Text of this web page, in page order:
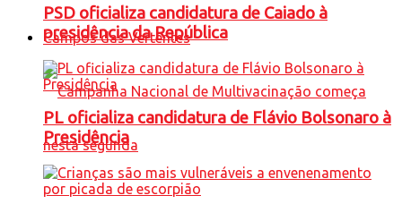
Campos das Vertentes
PSD oficializa candidatura de Caiado à
presidência da República
PL oficializa candidatura de Flávio Bolsonaro à
Presidência